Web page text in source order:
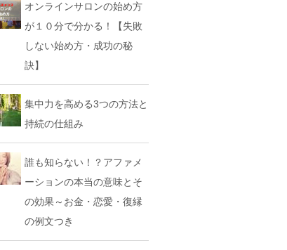
オンラインサロンの始め方
が１０分で分かる！【失敗
しない始め方・成功の秘
訣】
集中力を高める3つの方法と
持続の仕組み
誰も知らない！？アファメ
ーションの本当の意味とそ
の効果～お金・恋愛・復縁
の例文つき